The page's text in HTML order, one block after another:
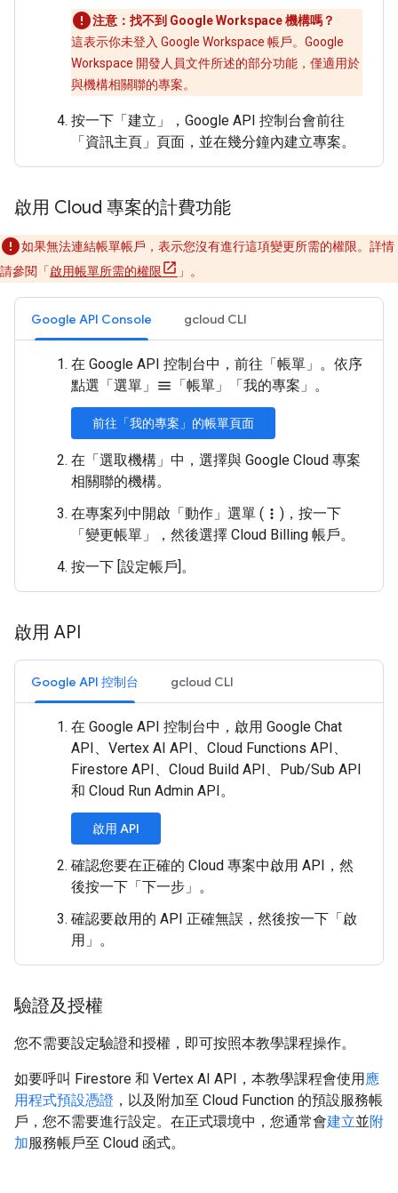
注意：找不到 Google Workspace 機構嗎？
這表示你未登入 Google Workspace 帳戶。Google
Workspace 開發人員文件所述的部分功能，僅適用於
與機構相關聯的專案。
按一下「建立」
，Google API 控制台會前往
「資訊主頁」頁面，並在幾分鐘內建立專案。
啟用 Cloud 專案的計費功能
如果無法連結帳單帳戶，表示您沒有進行這項變更所需的權限。詳情
請參閱「啟用帳單所需的權限 」。
Google API Console gcloud CLI
在 Google API 控制台中，前往「帳單」 。依序
點選「選單」
menu 「帳單」 「我的專案」 。
前往「我的專案」的帳單頁面
在「選取機構」 中，選擇與 Google Cloud 專案
相關聯的機構。
在專案列中開啟「動作」 選單 ( more_vert )，按一下
「變更帳單」
，然後選擇 Cloud Billing 帳戶。
按一下 [設定帳戶] 。
啟用 API
Google API 控制台 gcloud CLI
在 Google API 控制台中，啟用 Google Chat
API、Vertex AI API、Cloud Functions API、
Firestore API、Cloud Build API、Pub/Sub API
和 Cloud Run Admin API。
啟用 API
確認您要在正確的 Cloud 專案中啟用 API，然
後按一下「下一步」 。
確認要啟用的 API 正確無誤，然後按一下「啟
用」 。
驗證及授權
您不需要設定驗證和授權，即可按照本教學課程操作。
如要呼叫 Firestore 和 Vertex AI API，本教學課程會使用 應
用程式預設憑證 ，以及附加至 Cloud Function 的預設服務帳
戶，您不需要進行設定。在正式環境中，您通常會建立並附
加服務帳戶至 Cloud 函式。